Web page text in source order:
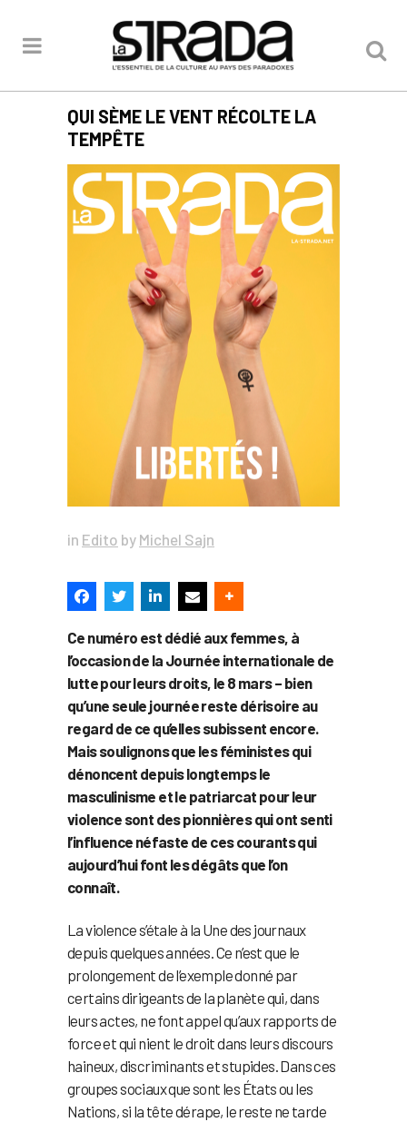
QUI SÈME LE VENT RÉCOLTE LA
TEMPÊTE
in Edito by Michel Sajn
Ce numéro est dédié aux femmes, à
l’occasion de la Journée internationale de
lutte pour leurs droits, le 8 mars – bien
qu’une seule journée reste dérisoire au
regard de ce qu’elles subissent encore.
Mais soulignons que les féministes qui
dénoncent depuis longtemps le
masculinisme et le patriarcat pour leur
violence sont des pionnières qui ont senti
l’influence néfaste de ces courants qui
aujourd’hui font les dégâts que l’on
connaît.
La violence s’étale à la Une des journaux
depuis quelques années. Ce n’est que le
prolongement de l’exemple donné par
certains dirigeants de la planète qui, dans
leurs actes, ne font appel qu’aux rapports de
force et qui nient le droit dans leurs discours
haineux, discriminants et stupides. Dans ces
groupes sociaux que sont les États ou les
Nations, si la tête dérape, le reste ne tarde